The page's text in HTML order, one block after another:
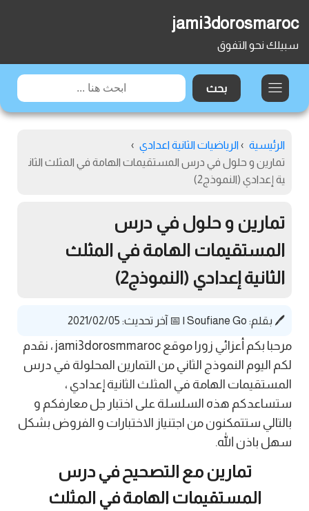
jami3dorosmaroc
سبيلك نحو التفوق
الرئيسية › الرياضيات الثانية اعدادي ›
تمارين و حلول في درس المستقيمات الهامة في المثلث الثان
ية إعدادي (النموذج2)
تمارين و حلول في درس
المستقيمات الهامة في المثلث
الثانية إعدادي (النموذج2)
🖊️ بقلم: Soufiane Go
| 📅 آخر تحديث: 2021/02/05
مرحبا بكم أعزائي زورا موقع jami3dorosmmaroc ، نقدم
لكم اليوم النموذج الثاني من التمارين المحلولة في درس
المستقيمات الهامة في المثلث الثانية إعدادي ،
ستساعدكم هذه السلسلة على اختبار جل معارفكم و
بالتالي ستتمكنون من اجتنياز الاختبارات و الفروض بشكل
سهل باذن الله.
تمارين مع التصحيح في درس
المستقيمات الهامة في المثلث